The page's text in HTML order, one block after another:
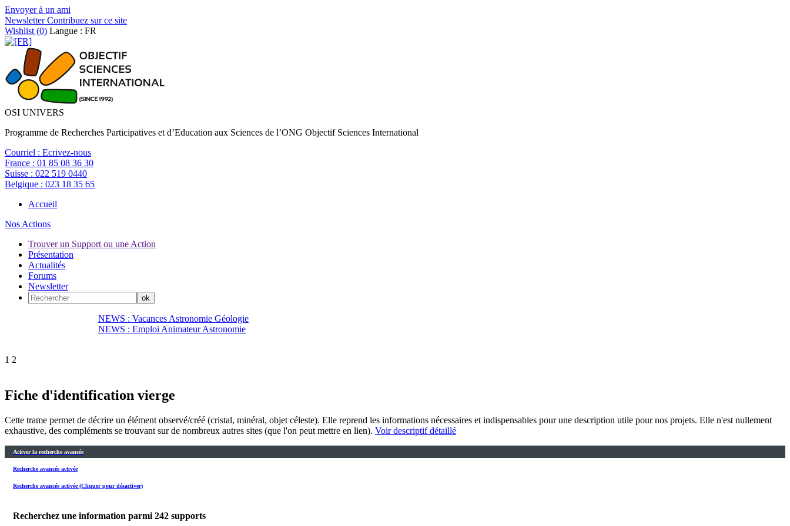
Envoyer à un ami
NewsletterContribuez sur ce site
Wishlist (0) Langue : FR
OSI UNIVERS
Programme de Recherches Participatives et d’Education aux Sciences de l’ONG Objectif Sciences International
Courriel : Ecrivez-nous
France : 01 85 08 36 30
Suisse : 022 519 0440
Belgique : 023 18 35 65
Accueil
Nos Actions
Trouver un Support ou une Action
Présentation
Actualités
Forums
Newsletter
NEWS : Vacances Astronomie Géologie
NEWS : Emploi Animateur Astronomie
1 2
Fiche d'identification vierge
Cette trame permet de décrire un élément observé/créé (cristal, minéral, objet céleste). Elle reprend les informations nécessaires et indispensables pour une description utile pour nos projets. Elle n'est nullement
exhaustive, des compléments se trouvant sur de nombreux autres sites (que l'on peut mettre en lien). Voir descriptif détaillé
Activer la recherche avancée
Recherche avancée activée
Recherche avancée activée (Cliquer pour désactiver)
Recherchez une information parmi 242 supports